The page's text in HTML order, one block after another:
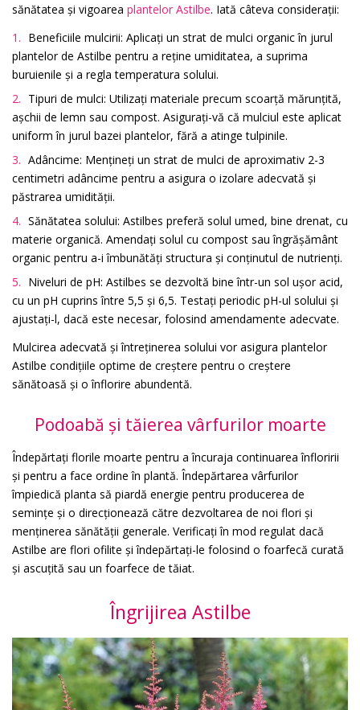
sănătatea și vigoarea plantelor Astilbe. Iată câteva considerații:
Beneficiile mulcirii: Aplicați un strat de mulci organic în jurul
plantelor de Astilbe pentru a reține umiditatea, a suprima
buruienile și a regla temperatura solului.
Tipuri de mulci: Utilizați materiale precum scoarță mărunțită,
așchii de lemn sau compost. Asigurați-vă că mulciul este aplicat
uniform în jurul bazei plantelor, fără a atinge tulpinile.
Adâncime: Mențineți un strat de mulci de aproximativ 2-3
centimetri adâncime pentru a asigura o izolare adecvată și
păstrarea umidității.
Sănătatea solului: Astilbes preferă solul umed, bine drenat, cu
materie organică. Amendați solul cu compost sau îngrășământ
organic pentru a-i îmbunătăți structura și conținutul de nutrienți.
Niveluri de pH: Astilbes se dezvoltă bine într-un sol ușor acid,
cu un pH cuprins între 5,5 și 6,5. Testați periodic pH-ul solului și
ajustați-l, dacă este necesar, folosind amendamente adecvate.
Mulcirea adecvată și întreținerea solului vor asigura plantelor
Astilbe condițiile optime de creștere pentru o creștere
sănătoasă și o înflorire abundentă.
Podoabă și tăierea vârfurilor moarte
Îndepărtați florile moarte pentru a încuraja continuarea înfloririi
și pentru a face ordine în plantă. Îndepărtarea vârfurilor
împiedică planta să piardă energie pentru producerea de
semințe și o direcționează către dezvoltarea de noi flori și
menținerea sănătății generale. Verificați în mod regulat dacă
Astilbe are flori ofilite și îndepărtați-le folosind o foarfecă curată
și ascuțită sau un foarfece de tăiat.
Îngrijirea Astilbe